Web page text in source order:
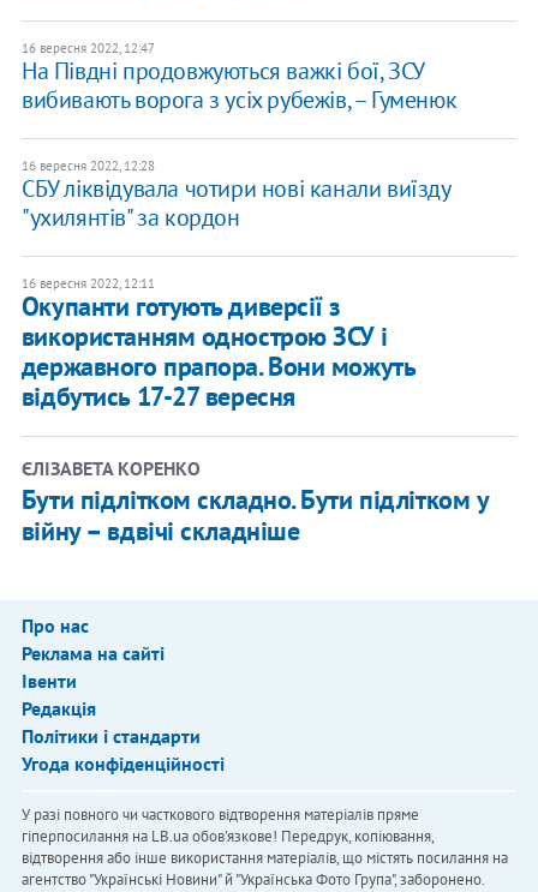
16 вересня 2022, 12:47
На Півдні продовжуються важкі бої, ЗСУ
вибивають ворога з усіх рубежів, – Гуменюк
16 вересня 2022, 12:28
СБУ ліквідувала чотири нові канали виїзду
"ухилянтів" за кордон
16 вересня 2022, 12:11
Окупанти готують диверсії з
використанням однострою ЗСУ і
державного прапора. Вони можуть
відбутись 17-27 вересня
ЄЛІЗАВЕТА КОРЕНКО
Бути підлітком складно. Бути підлітком у
війну – вдвічі складніше
Про нас
Реклама на сайті
Івенти
Редакція
Політики і стандарти
Угода конфіденційності
У разі повного чи часткового відтворення матеріалів пряме
гіперпосилання на LB.ua обов'язкове! Передрук, копіювання,
відтворення або інше використання матеріалів, що містять посилання на
агентство "Українськi Новини" й "Українська Фото Група", заборонено.